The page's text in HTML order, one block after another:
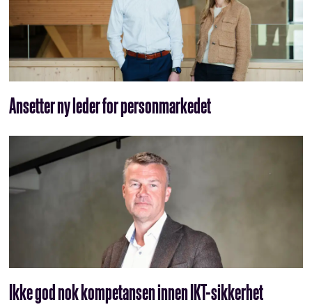
Ansetter ny leder for personmarkedet
Ikke god nok kompetansen innen IKT-sikkerhet